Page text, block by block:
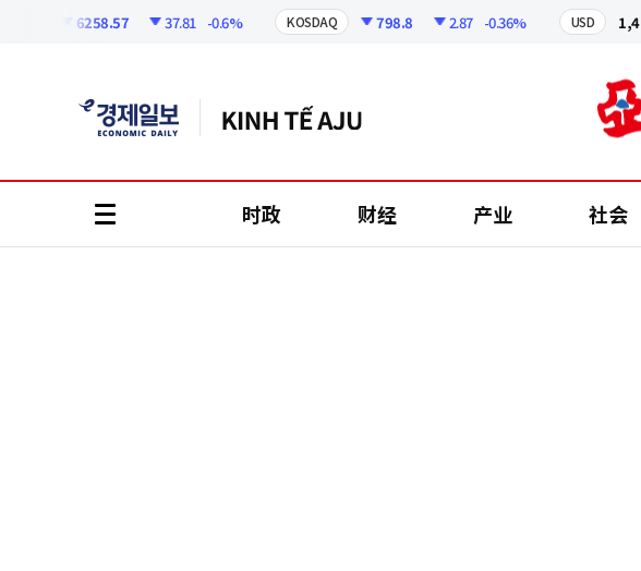
6258.57 37.81 -0.6% KOSDAQ 798.8 2.87 -0.36% USD
时政 财经 产业 社会